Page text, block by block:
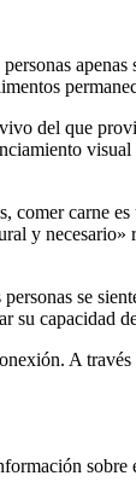
del que
carne
y
se
su capacidad
A